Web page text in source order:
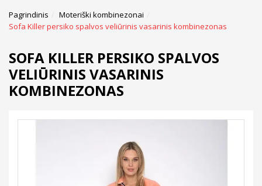
Pagrindinis
Moteriški kombinezonai
Sofa Killer persiko spalvos veliūrinis vasarinis kombinezonas
SOFA KILLER PERSIKO SPALVOS
VELIŪRINIS VASARINIS
KOMBINEZONAS